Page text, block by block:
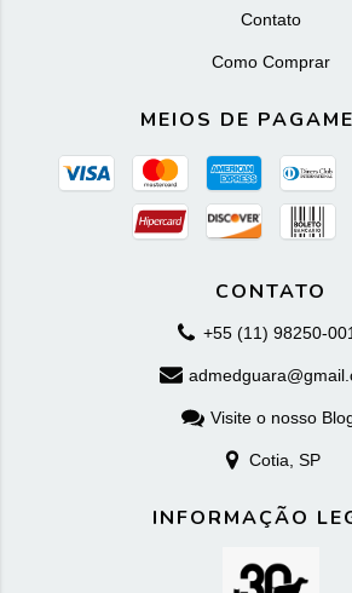
Contato
Como Comprar
MEIOS DE
CONTATO
+55 (11) 98250-
Visite o nosso
Cotia, SP
INFORMAÇÃO